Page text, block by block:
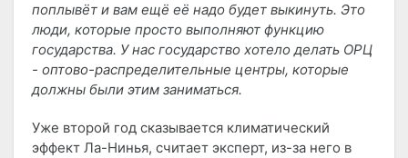
поплывёт и вам ещё её надо будет выкинуть. Это
люди, которые просто выполняют функцию
государства. У нас государство хотело делать ОРЦ
- оптово-распределительные центры, которые
должны были этим заниматься.
Уже второй год сказывается климатический
эффект Ла-Нинья, считает эксперт, из-за него в